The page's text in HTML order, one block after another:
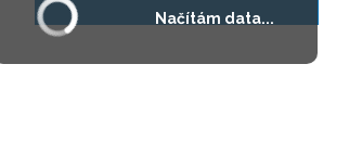
Načítám data...